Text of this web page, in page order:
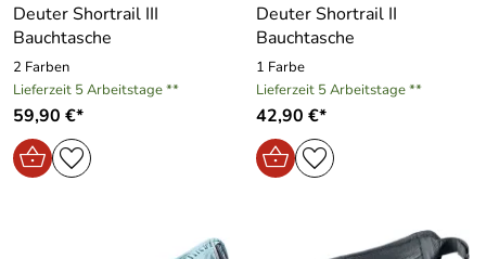
Deuter Shortrail III
Bauchtasche
2 Farben
Lieferzeit 5 Arbeitstage **
59,90 €*
Deuter Shortrail II
Bauchtasche
1 Farbe
Lieferzeit 5 Arbeitstage **
42,90 €*